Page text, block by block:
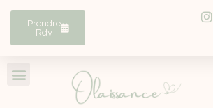
Prendre
Rdv